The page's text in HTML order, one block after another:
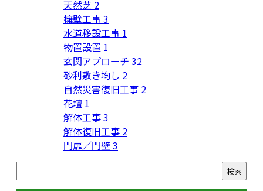
天然芝 2
擁壁工事3
水道移設工事 1
物置設置 1
玄関アプローチ 32
砂利敷き均し 2
自然災害復旧工事 2
花壇 1
解体工事3
解体復旧工事 2
門扉／門壁3